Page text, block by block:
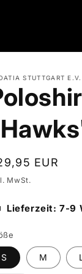
STUTTGART E.V.
EUR
MwSt.
Lieferzeit: 7-9
S M